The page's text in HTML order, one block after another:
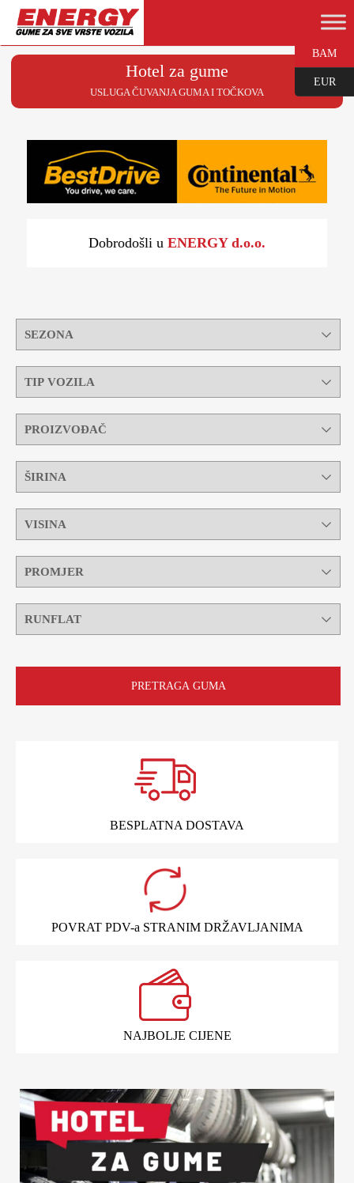
Hotel za gume
USLUGA ČUVANJA GUMA I TOČKOVA
Dobrodošli u ENERGY d.o.o.
PRETRAGA GUMA
BESPLATNA DOSTAVA
POVRAT PDV-a STRANIM DRŽAVLJANIMA
NAJBOLJE CIJENE
BAM
EUR